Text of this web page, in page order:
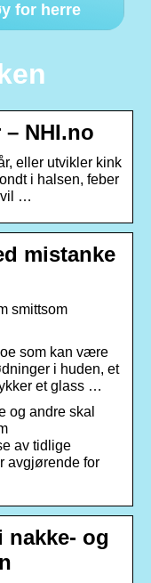
for herre
NHI.no
eller utvikler kink
i halsen, feber
vil …
mistanke
smittsom
som kan være
i huden, et
et glass …
og andre skal
av tidlige
avgjørende for
nakke- og